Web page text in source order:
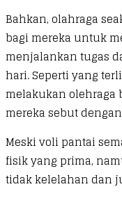
Bahkan, olahraga
bagi mereka untuk
menjalankan tugas
hari. Seperti yang
melakukan olehraga
mereka sebut
Meski voli pantai
fisik yang prima,
tidak kelelahan dan